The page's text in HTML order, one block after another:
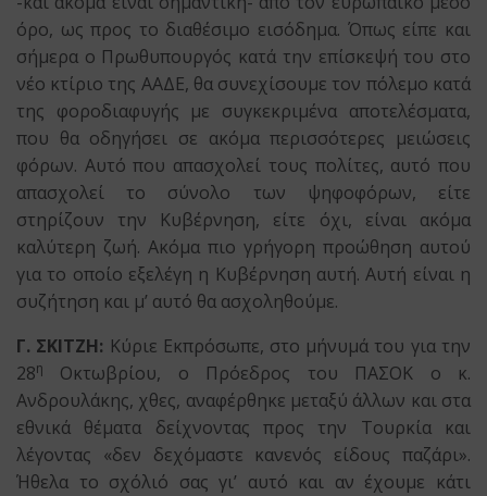
όρο, ως προς το διαθέσιμο εισόδημα. Όπως είπε και
σήμερα ο Πρωθυπουργός κατά την επίσκεψή του στο
νέο κτίριο της ΑΑΔΕ, θα συνεχίσουμε τον πόλεμο κατά
της φοροδιαφυγής με συγκεκριμένα αποτελέσματα,
που θα οδηγήσει σε ακόμα περισσότερες μειώσεις
φόρων. Αυτό που απασχολεί τους πολίτες, αυτό που
απασχολεί το σύνολο των ψηφοφόρων, είτε
στηρίζουν την Κυβέρνηση, είτε όχι, είναι ακόμα
καλύτερη ζωή. Ακόμα πιο γρήγορη προώθηση αυτού
για το οποίο εξελέγη η Κυβέρνηση αυτή. Αυτή είναι η
συζήτηση και μ’ αυτό θα ασχοληθούμε.
Γ. ΣΚΙΤΖΗ: Κύριε Εκπρόσωπε, στο μήνυμά του για την
28η
Οκτωβρίου, ο Πρόεδρος του ΠΑΣΟΚ ο κ.
Ανδρουλάκης, χθες, αναφέρθηκε μεταξύ άλλων και στα
εθνικά θέματα δείχνοντας προς την Τουρκία και
λέγοντας «δεν δεχόμαστε κανενός είδους παζάρι».
Ήθελα το σχόλιό σας γι’ αυτό και αν έχουμε κάτι